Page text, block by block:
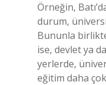
Örneğin,
durum,
Bununla
ise, devlet ya
yerlerde,
eğitim daha